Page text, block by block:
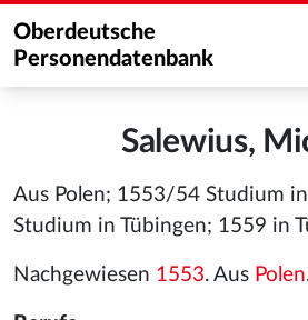
Oberdeutsche
Personendatenbank
Salewius,
Aus Polen; 1553/54 Studium
Studium in Tübingen; 1559 in
Nachgewiesen 1553. Aus Polen